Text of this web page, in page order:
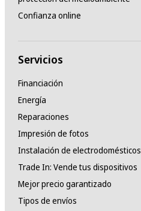
Confianza online
Servicios
Financiación
Energía
Reparaciones
Impresión de fotos
Instalación de electrodomésticos
Trade In: Vende tus dispositivos
Mejor precio garantizado
Tipos de envíos